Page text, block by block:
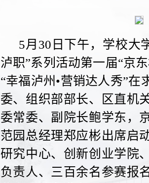
5月30日下午，学校大
泸职”系列活动第一届“京
“幸福泸州•营销达人秀”
委、组织部部长、区直机
委常委、副院长鲍学东，
范园总经理郑应彬出席启
研究中心、创新创业学院
负责人、三百余名参赛报